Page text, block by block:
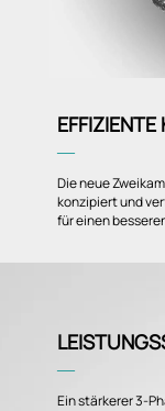
―
Die neue
konzipiert und
für einen
―
Ein stärkerer 3-